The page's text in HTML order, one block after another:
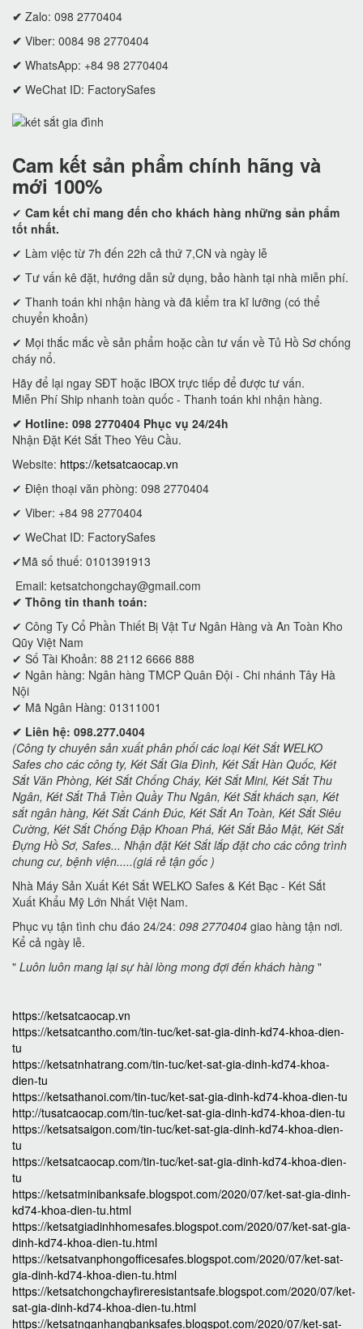
✔ Zalo: 098 2770404
✔ Viber: 0084 98 2770404
✔ WhatsApp: +84 98 2770404
✔ WeChat ID: FactorySafes
Cam kết sản phẩm chính hãng và
mới 100%
✔ Cam kết chỉ mang đến cho khách hàng những sản phẩm
tốt nhất.
✔ Làm việc từ 7h đến 22h cả thứ 7,CN và ngày lễ
✔ Tư vấn kê đặt, hướng dẫn sử dụng, bảo hành tại nhà miễn phí.
✔ Thanh toán khi nhận hàng và đã kiểm tra kĩ lưỡng (có thể
chuyển khoản)
✔ Mọi thắc mắc về sản phẩm hoặc cần tư vấn về Tủ Hồ Sơ chống
cháy nổ.
Hãy để lại ngay SĐT hoặc IBOX trực tiếp để được tư vấn.
Miễn Phí Ship nhanh toàn quốc - Thanh toán khi nhận hàng.
✔ Hotline: 098 2770404 Phục vụ 24/24h
Nhận Đặt Két Sắt Theo Yêu Cầu.
Website: https://ketsatcaocap.vn
✔ Điện thoại văn phòng: 098 2770404
✔ Viber: +84 98 2770404
✔ WeChat ID: FactorySafes
✔Mã số thuế: 0101391913
Email: ketsatchongchay@gmail.com
✔ Thông tin thanh toán:
✔ Công Ty Cổ Phần Thiết Bị Vật Tư Ngân Hàng và An Toàn Kho
Qũy Việt Nam
✔ Số Tài Khoản: 88 2112 6666 888
✔ Ngân hàng: Ngân hàng TMCP Quân Đội - Chi nhánh Tây Hà
Nội
✔ Mã Ngân Hàng: 01311001
✔ Liên hệ: 098.277.0404
(Công ty chuyên sản xuất phân phối các loại Két Sắt WELKO
Safes cho các công ty, Két Sắt Gia Đình, Két Sắt Hàn Quốc, Két
Sắt Văn Phòng, Két Sắt Chống Cháy, Két Sắt Mini, Két Sắt Thu
Ngân, Két Sắt Thả Tiền Quầy Thu Ngân, Két Sắt khách sạn, Két
sắt ngân hàng, Két Sắt Cánh Đúc, Két Sắt An Toàn, Két Sắt Siêu
Cường, Két Sắt Chống Đập Khoan Phá, Két Sắt Bảo Mật, Két Sắt
Đựng Hồ Sơ, Safes... Nhận đặt Két Sắt lắp đặt cho các công trình
chung cư, bệnh viện.....(giá rẻ tận gốc )
Nhà Máy Sản Xuất Két Sắt WELKO Safes & Két Bạc - Két Sắt
Xuất Khẩu Mỹ Lớn Nhất Việt Nam.
Phục vụ tận tình chu đáo 24/24: 098 2770404 giao hàng tận nơi.
Kể cả ngày lễ.
" Luôn luôn mang lại sự hài lòng mong đợi đến khách hàng "
https://ketsatcaocap.vn
https://ketsatcantho.com/tin-tuc/ket-sat-gia-dinh-kd74-khoa-dien-
tu
https://ketsatnhatrang.com/tin-tuc/ket-sat-gia-dinh-kd74-khoa-
dien-tu
https://ketsathanoi.com/tin-tuc/ket-sat-gia-dinh-kd74-khoa-dien-tu
http://tusatcaocap.com/tin-tuc/ket-sat-gia-dinh-kd74-khoa-dien-tu
https://ketsatsaigon.com/tin-tuc/ket-sat-gia-dinh-kd74-khoa-dien-
tu
https://ketsatcaocap.com/tin-tuc/ket-sat-gia-dinh-kd74-khoa-dien-
tu
https://ketsatminibanksafe.blogspot.com/2020/07/ket-sat-gia-dinh-
kd74-khoa-dien-tu.html
https://ketsatgiadinhhomesafes.blogspot.com/2020/07/ket-sat-gia-
dinh-kd74-khoa-dien-tu.html
https://ketsatvanphongofficesafes.blogspot.com/2020/07/ket-sat-
gia-dinh-kd74-khoa-dien-tu.html
https://ketsatchongchayfireresistantsafe.blogspot.com/2020/07/ket-
sat-gia-dinh-kd74-khoa-dien-tu.html
https://ketsatnganhangbanksafes.blogspot.com/2020/07/ket-sat-